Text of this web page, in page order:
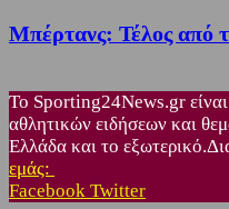
Μπέρτανς: Τέλος από
Το Sporting24News.gr είναι
αθλητικών ειδήσεων και
Ελλάδα και το
εμάς:
Facebook Twitter